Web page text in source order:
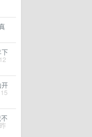
下
12
15
昨